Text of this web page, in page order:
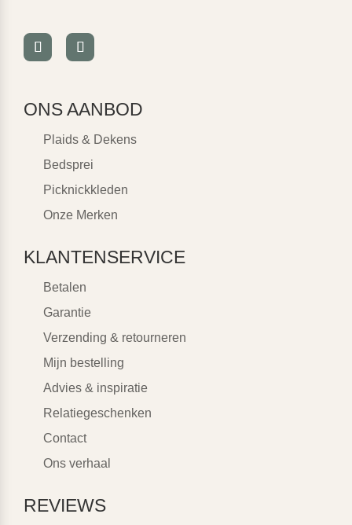
ONS AANBOD
Plaids & Dekens
Bedsprei
Picknickkleden
Onze Merken
KLANTENSERVICE
Betalen
Garantie
Verzending & retourneren
Mijn bestelling
Advies & inspiratie
Relatiegeschenken
Contact
Ons verhaal
REVIEWS